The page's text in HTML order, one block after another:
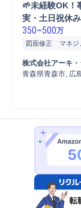
🌱未経験OK！
実・土日祝休
350~500万
図面修正 マネジ
携帯電話/PC/PC周
事務
発注 PC
株式会社アーキ
青森県青森市, 広